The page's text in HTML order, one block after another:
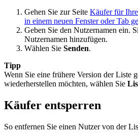
Gehen Sie zur Seite Käufer für
in einem neuen Fenster oder Tab
Geben Sie den Nutzernamen ein.
Nutzernamen hinzufügen.
Wählen Sie Senden.
Tipp
Wenn Sie eine frühere Version der Liste
wiederherstellen möchten, wählen Sie
Käufer entsperren
So entfernen Sie einen Nutzer von der